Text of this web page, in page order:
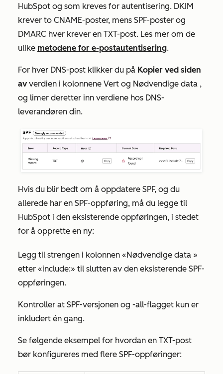
HubSpot og som kreves for autentisering. DKIM
krever to CNAME-poster, mens SPF-poster og
DMARC hver krever en TXT-post. Les mer om de
ulike metodene for e-postautentisering.
For hver DNS-post klikker du på Kopier ved siden
avverdien i kolonnene Vert og Nødvendige data ,
og limer deretter inn verdiene hos DNS-
leverandøren din.
Hvis du blir bedt om å oppdatere SPF, og du
allerede har en SPF-oppføring, må du legge til
HubSpot i den eksisterende oppføringen, i stedet
for å opprette en ny:
Legg til strengen i kolonnen «Nødvendige data »
etter «include:» til slutten av den eksisterende SPF-
oppføringen.
Kontroller at SPF-versjonen og -all-flagget kun er
inkludert én gang.
Se følgende eksempel for hvordan en TXT-post
bør konfigureres med flere SPF-oppføringer: